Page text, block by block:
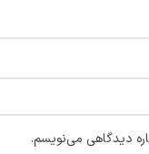
دیدگاهی می‌نویسم.